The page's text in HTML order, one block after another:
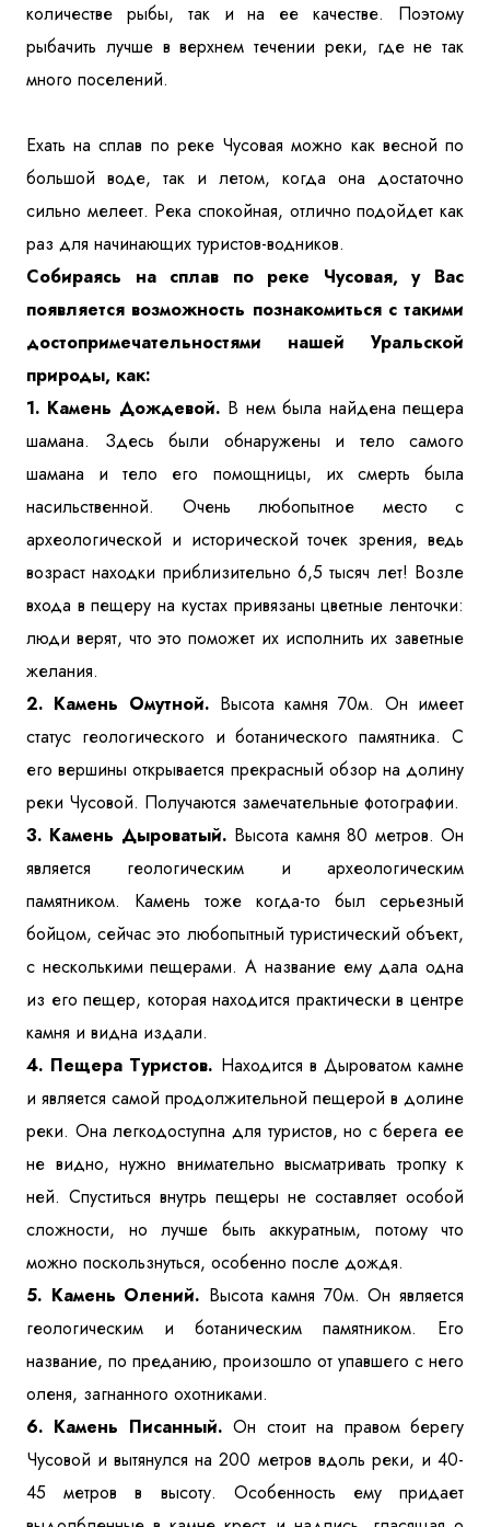
количестве рыбы, так и на ее качестве. Поэтому
рыбачить лучше в верхнем течении реки, где не так
много поселений.
Ехать на сплав по реке Чусовая можно как весной по
большой воде, так и летом, когда она достаточно
сильно мелеет. Река спокойная, отлично подойдет как
раз для начинающих туристов-водников.
Собираясь на сплав по реке Чусовая, у Вас
появляется возможность познакомиться с такими
достопримечательностями нашей Уральской
природы, как:
1. Камень Дождевой. В нем была найдена пещера
шамана. Здесь были обнаружены и тело самого
шамана и тело его помощницы, их смерть была
насильственной. Очень любопытное место с
археологической и исторической точек зрения, ведь
возраст находки приблизительно 6,5 тысяч лет! Возле
входа в пещеру на кустах привязаны цветные ленточки:
люди верят, что это поможет их исполнить их заветные
желания.
2. Камень Омутной. Высота камня 70м. Он имеет
статус геологического и ботанического памятника. С
его вершины открывается прекрасный обзор на долину
реки Чусовой. Получаются замечательные фотографии.
3. Камень Дыроватый. Высота камня 80 метров. Он
является геологическим и археологическим
памятником. Камень тоже когда-то был серьезный
бойцом, сейчас это любопытный туристический объект,
с несколькими пещерами. А название ему дала одна
из его пещер, которая находится практически в центре
камня и видна издали.
4. Пещера Туристов. Находится в Дыроватом камне
и является самой продолжительной пещерой в долине
реки. Она легкодоступна для туристов, но с берега ее
не видно, нужно внимательно высматривать тропку к
ней. Спуститься внутрь пещеры не составляет особой
сложности, но лучше быть аккуратным, потому что
можно поскользнуться, особенно после дождя.
5. Камень Олений. Высота камня 70м. Он является
геологическим и ботаническим памятником. Его
название, по преданию, произошло от упавшего с него
оленя, загнанного охотниками.
6. Камень Писанный. Он стоит на правом берегу
Чусовой и вытянулся на 200 метров вдоль реки, и 40-
45 метров в высоту. Особенность ему придает